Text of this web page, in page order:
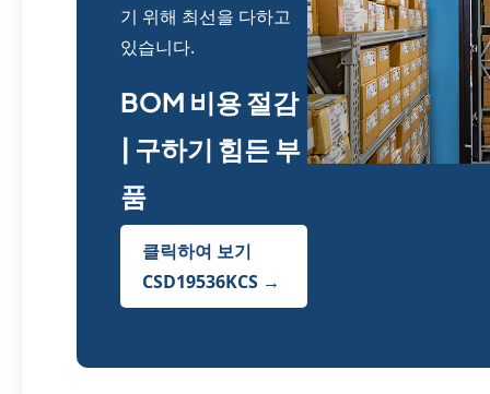
기 위해 최선을 다하고
있습니다.
BOM 비용 절감
| 구하기 힘든 부
품
클릭하여 보기
CSD19536KCS →